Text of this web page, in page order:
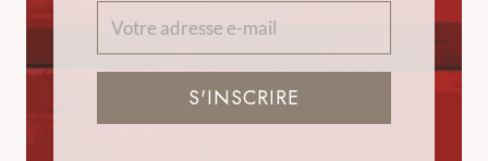
S'INSCRIRE